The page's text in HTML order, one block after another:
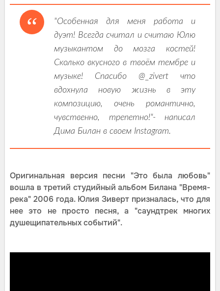
"Особенная для меня работа и
дуэт! Всегда считал и считаю Юлю
музыкантом до мозга костей!
Сколько вкусного в твоём тембре и
музыке! Спасибо @_zivert что
вдохнула новую жизнь в эту
композицию, очень романтично,
чувственно, трепетно!"- написал
Дима Билан в своем Instagram.
Оригинальная версия песни "Это была любовь"
вошла в третий студийный альбом Билана "Время-
река" 2006 года. Юлия Зиверт призналась, что для
нее это не просто песня, а "саундтрек многих
душещипательных событий".